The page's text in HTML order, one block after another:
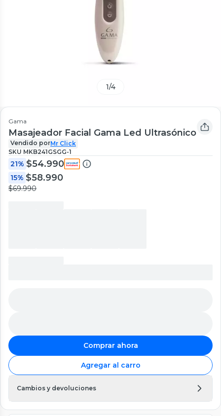
1/4
Gama
Masajeador Facial Gama Led Ultrasónico
Vendido porMr Click
SKU MKB241GSGG-1
21% $54.990
15% $58.990
$69.990
Comprar ahora
Agregar al carro
Cambios y devoluciones